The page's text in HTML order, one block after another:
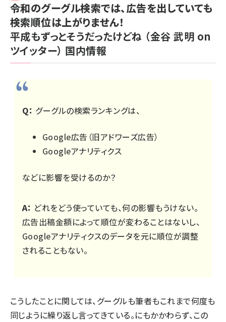
令和のグーグル検索では、広告を出していても
検索順位は上がりません！
平成もずっとそうだったけどね （金谷 武明 on
ツイッター） 国内情報
Q： グーグルの検索ランキングは、
Google広告（旧アドワーズ広告）
Googleアナリティクス
などに影響を受けるのか？
A： どれをどう使っていても、何の影響もうけない。
広告出稿金額によって順位が変わることはないし、
Googleアナリティクスのデータを元に順位が調整
されることもない。
こうしたことに関しては、グーグルも筆者もこれまで何度も
同じように繰り返し言ってきている。にもかかわらず、この